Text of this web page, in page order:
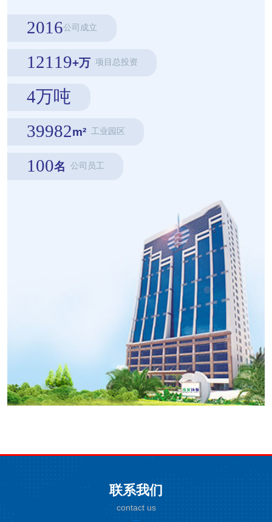
2016公司成立
12119+万 项目总投资
4万吨
39982m² 工业园区
100名 公司员工
联系我们
contact us